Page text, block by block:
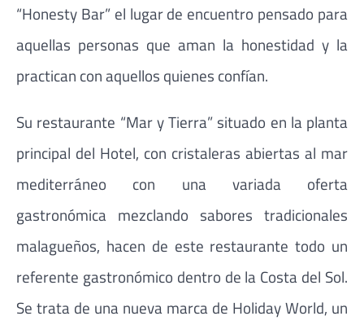
“Honesty Bar” el lugar de encuentro pensado para
aquellas personas que aman la honestidad y la
practican con aquellos quienes confían.
Su restaurante “Mar y Tierra” situado en la planta
principal del Hotel, con cristaleras abiertas al mar
mediterráneo con una variada oferta
gastronómica mezclando sabores tradicionales
malagueños, hacen de este restaurante todo un
referente gastronómico dentro de la Costa del Sol.
Se trata de una nueva marca de Holiday World, un